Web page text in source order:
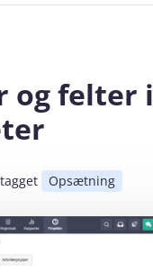
og felter i
Opsætning